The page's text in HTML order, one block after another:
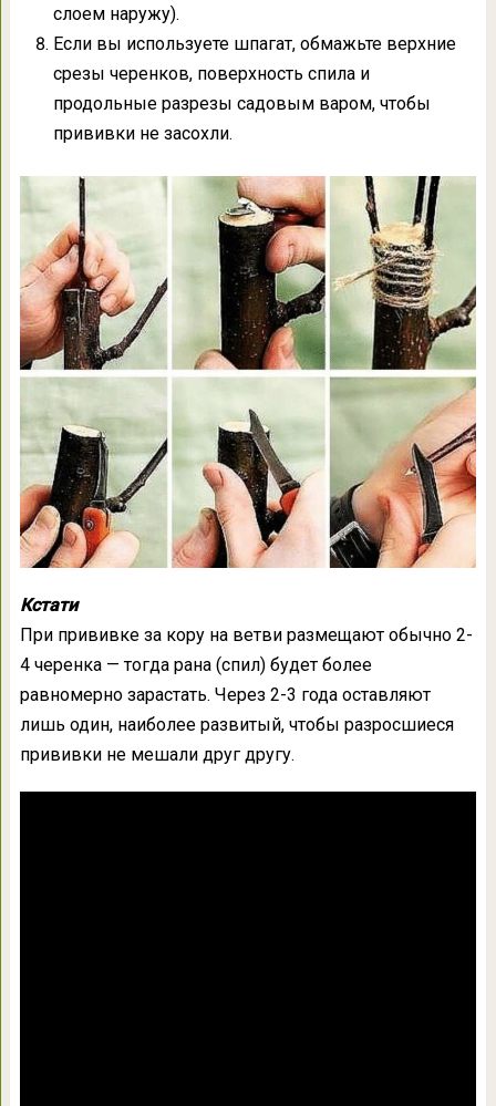
слоем наружу).
Если вы используете шпагат, обмажьте верхние
срезы черенков, поверхность спила и
продольные разрезы садовым варом, чтобы
прививки не засохли.
Кстати
При прививке за кору на ветви размещают обычно 2-
4 черенка — тогда рана (спил) будет более
равномерно зарастать. Через 2-3 года оставляют
лишь один, наиболее развитый, чтобы разросшиеся
прививки не мешали друг другу.